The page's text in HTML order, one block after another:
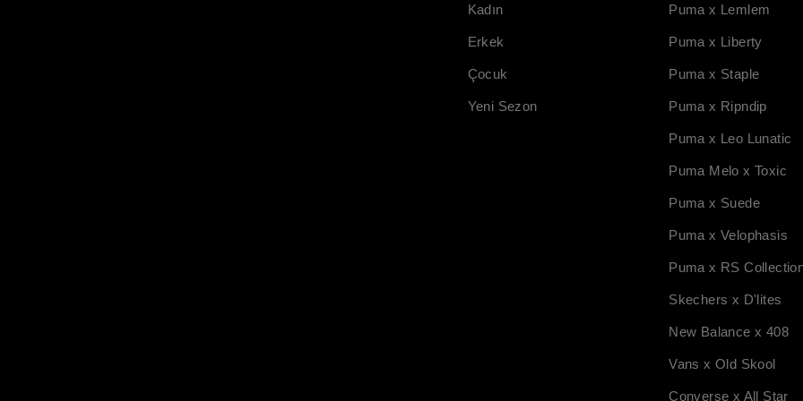
Kadın
Erkek
Çocuk
Yeni Sezon
Puma x Lemlem
Puma x Liberty
Puma x Staple
Puma x Ripndip
Puma x Leo Lunatic
Puma Melo x Toxic
Puma x Suede
Puma x Velophasis
Puma x RS
Skechers x D'lites
New Balance x 408
Vans x Old Skool
Converse x All Star